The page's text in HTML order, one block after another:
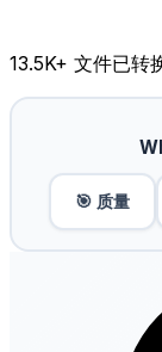
13.5K+ 文件已转
🎯 质量